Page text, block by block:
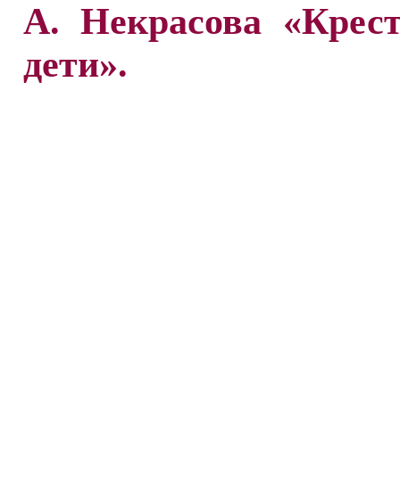
А. Некрасова
дети».